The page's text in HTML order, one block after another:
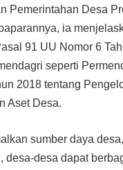
Pemerintahan Desa
ia
91 UU Nomor 6
seperti
2018 tentang
Aset Desa.
sumber daya
desa dapat